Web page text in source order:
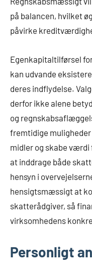
på balancen, hvilket
påvirke
Egenkapitaltilførsel
kan udvande
deres indflydelse.
derfor ikke alene
og
fremtidige
midler og skabe værdi
at inddrage både
hensyn i
hensigtsmæssigt at
skatterådgiver, så
virksomhedens
Personligt